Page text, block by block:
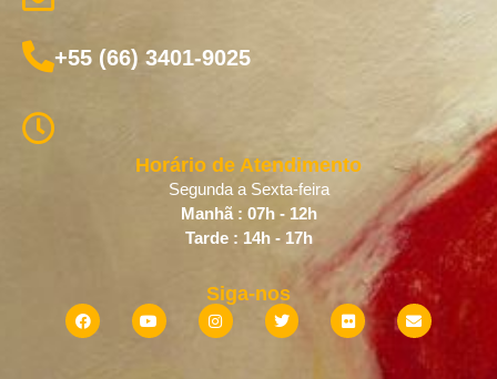
+55 (66) 3401-9025
Horário de Atendimento
Segunda a Sexta-feira
Manhã : 07h - 12h
Tarde : 14h - 17h
Siga-nos